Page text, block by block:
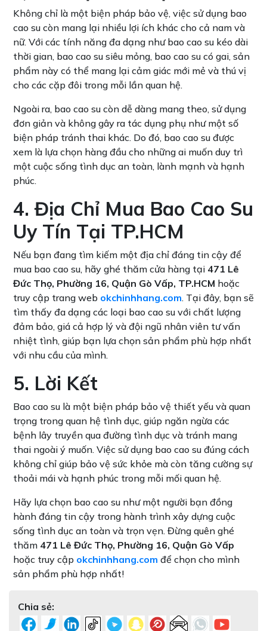
Không chỉ là một biện pháp bảo vệ, việc sử dụng bao
cao su còn mang lại nhiều lợi ích khác cho cả nam và
nữ. Với các tính năng đa dạng như bao cao su kéo dài
thời gian, bao cao su siêu mỏng, bao cao su có gai, sản
phẩm này có thể mang lại cảm giác mới mẻ và thú vị
cho các cặp đôi trong mỗi lần quan hệ.
Ngoài ra, bao cao su còn dễ dàng mang theo, sử dụng
đơn giản và không gây ra tác dụng phụ như một số
biện pháp tránh thai khác. Do đó, bao cao su được
xem là lựa chọn hàng đầu cho những ai muốn duy trì
một cuộc sống tình dục an toàn, lành mạnh và hạnh
phúc.
4. Địa Chỉ Mua Bao Cao Su
Uy Tín Tại TP.HCM
Nếu bạn đang tìm kiếm một địa chỉ đáng tin cậy để
mua bao cao su, hãy ghé thăm cửa hàng tại 471 Lê
Đức Thọ, Phường 16, Quận Gò Vấp, TP.HCM hoặc
truy cập trang web okchinhhang.com. Tại đây, bạn sẽ
tìm thấy đa dạng các loại bao cao su với chất lượng
đảm bảo, giá cả hợp lý và đội ngũ nhân viên tư vấn
nhiệt tình, giúp bạn lựa chọn sản phẩm phù hợp nhất
với nhu cầu của mình.
5. Lời Kết
Bao cao su là một biện pháp bảo vệ thiết yếu và quan
trọng trong quan hệ tình dục, giúp ngăn ngừa các
bệnh lây truyền qua đường tình dục và tránh mang
thai ngoài ý muốn. Việc sử dụng bao cao su đúng cách
không chỉ giúp bảo vệ sức khỏe mà còn tăng cường sự
thoải mái và hạnh phúc trong mỗi mối quan hệ.
Hãy lựa chọn bao cao su như một người bạn đồng
hành đáng tin cậy trong hành trình xây dựng cuộc
sống tình dục an toàn và trọn vẹn. Đừng quên ghé
thăm 471 Lê Đức Thọ, Phường 16, Quận Gò Vấp
hoặc truy cập okchinhhang.com để chọn cho mình
sản phẩm phù hợp nhất!
Chia sẻ: